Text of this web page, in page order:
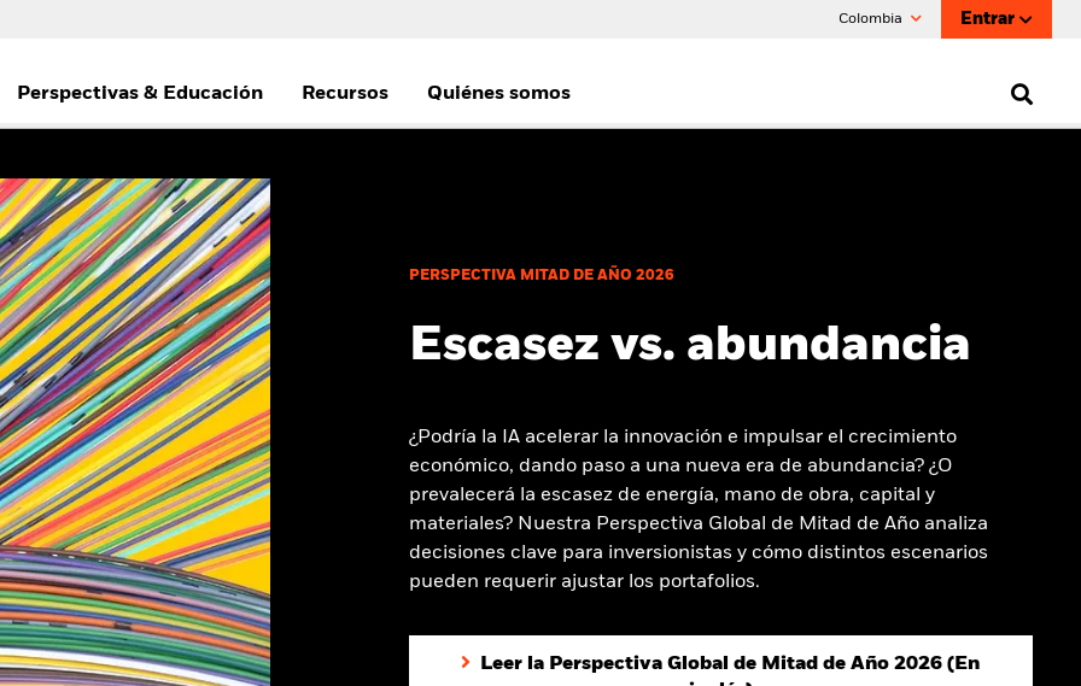
Colombia Entrar
Perspectivas & Educación Recursos Quiénes somos
PERSPECTIVA MITAD DE AÑO 2026
Escasez vs. abundancia
¿Podría la IA acelerar la innovación e impulsar el crecimiento
económico, dando paso a una nueva era de abundancia? ¿O
prevalecerá la escasez de energía, mano de obra, capital y
materiales? Nuestra Perspectiva Global de Mitad de Año analiza
decisiones clave para inversionistas y cómo distintos escenarios
pueden requerir ajustar los portafolios.
Leer la Perspectiva Global de Mitad de Año 2026 (En